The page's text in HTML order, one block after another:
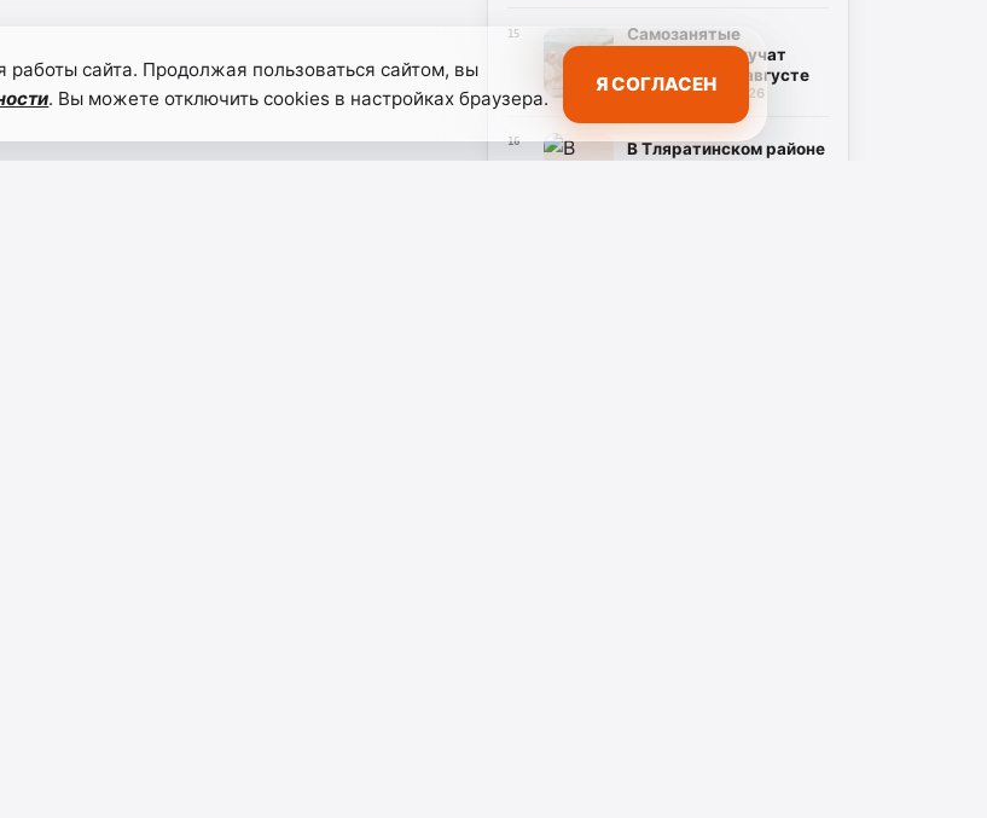
15
Самозанятые
Дагестана получат
больничный в августе
Новости•05.08.2026
16
В Тляратинском районе
сайта. Продолжая пользоваться сайтом, вы
. Вы можете отключить cookies в настройках браузера.
Я СОГЛАСЕН